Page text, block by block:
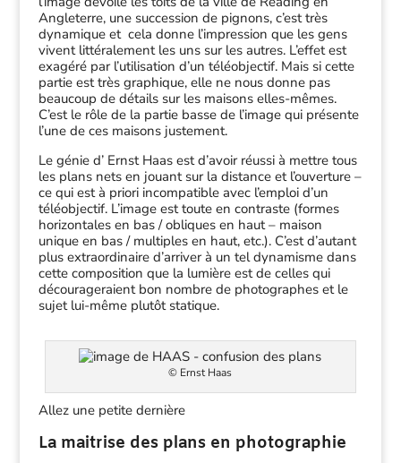
Angleterre, une succession de pignons, c’est très
dynamique et cela donne l’impression que les gens
vivent littéralement les uns sur les autres. L’effet est
exagéré par l’utilisation d’un téléobjectif. Mais si cette
partie est très graphique, elle ne nous donne pas
beaucoup de détails sur les maisons elles-mêmes.
C’est le rôle de la partie basse de l’image qui présente
l’une de ces maisons justement.
Le génie d’ Ernst Haas est d’avoir réussi à mettre tous
les plans nets en jouant sur la distance et l’ouverture –
ce qui est à priori incompatible avec l’emploi d’un
téléobjectif. L’image est toute en contraste (formes
horizontales en bas / obliques en haut – maison
unique en bas / multiples en haut, etc.). C’est d’autant
plus extraordinaire d’arriver à un tel dynamisme dans
cette composition que la lumière est de celles qui
décourageraient bon nombre de photographes et le
sujet lui-même plutôt statique.
© Ernst Haas
Allez une petite dernière
La maitrise des plans en photographie